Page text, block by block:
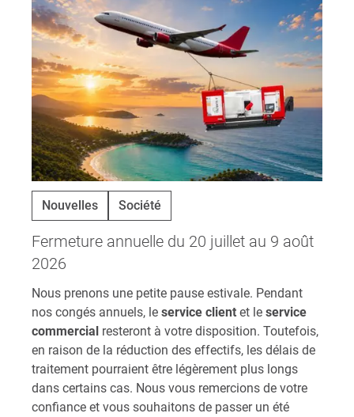
Nouvelles Société
Fermeture annuelle du 20 juillet au 9 août
2026
Nous prenons une petite pause estivale. Pendant
nos congés annuels, le service client et le service
commercial resteront à votre disposition. Toutefois,
en raison de la réduction des effectifs, les délais de
traitement pourraient être légèrement plus longs
dans certains cas. Nous vous remercions de votre
confiance et vous souhaitons de passer un été